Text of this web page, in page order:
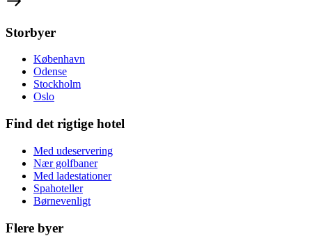
Storbyer
København
Odense
Stockholm
Oslo
Find det rigtige hotel
Med udeservering
Nær golfbaner
Med ladestationer
Spahoteller
Børnevenligt
Flere byer